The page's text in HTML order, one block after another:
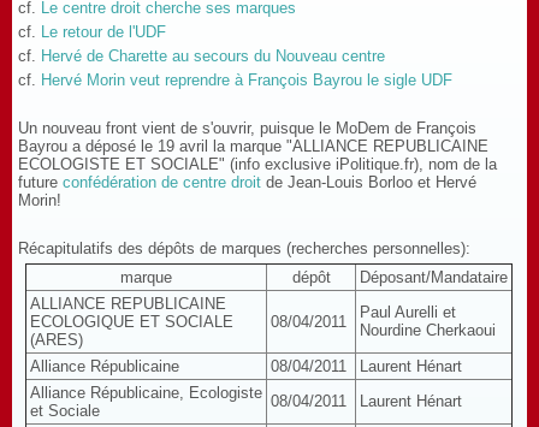
cf. Le centre droit cherche ses marques
cf. Le retour de l'UDF
cf. Hervé de Charette au secours du Nouveau centre
cf. Hervé Morin veut reprendre à François Bayrou le sigle UDF
Un nouveau front vient de s'ouvrir, puisque le MoDem de François
Bayrou a déposé le 19 avril la marque "ALLIANCE REPUBLICAINE
ECOLOGISTE ET SOCIALE" (info exclusive iPolitique.fr), nom de la
future confédération de centre droit de Jean-Louis Borloo et Hervé
Morin!
Récapitulatifs des dépôts de marques (recherches personnelles):
marque
dépôt
Déposant/Mandataire
ALLIANCE REPUBLICAINE
ECOLOGIQUE ET SOCIALE
(ARES)
08/04/2011
Paul Aurelli et
Nourdine Cherkaoui
Alliance Républicaine
08/04/2011
Laurent Hénart
Alliance Républicaine, Ecologiste
et Sociale
08/04/2011
Laurent Hénart